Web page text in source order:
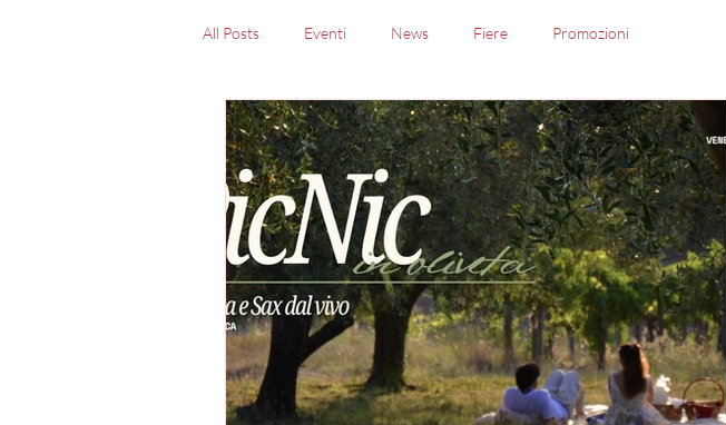
All Posts Eventi News Fiere Promozioni